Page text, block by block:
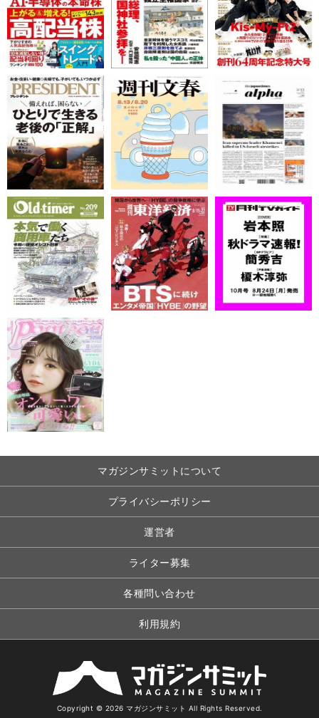
マガジンサミットについて
プライバシーポリシー
運営者
ライター募集
各種問い合わせ
利用規約
Copyright © 2026 マガジンサミット All Rights Reserved.